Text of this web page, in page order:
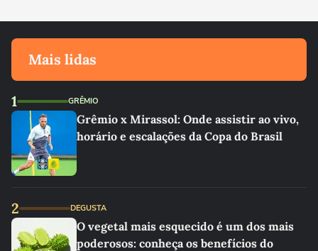
Mais lidas
1 GRÊMIO
Grêmio x Mirassol: Onde assistir ao vivo,
horário e escalações da Copa do Brasil
2 DEGUSTA
O vegetal mais esquecido é um dos mais
poderosos: conheça os benefícios do